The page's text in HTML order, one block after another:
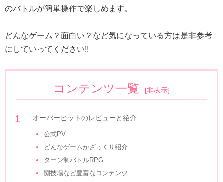
のバトルが簡単操作で楽しめます。
どんなゲーム？面白い？など気になっている方は是非参考
にしていってください!!
コンテンツ一覧 [非表示]
オーバーヒットのレビューと紹介
公式PV
どんなゲームかざっくり紹介
ターン制バトルRPG
闘技場など豊富なコンテンツ